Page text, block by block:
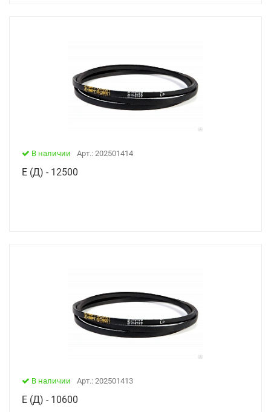
В наличии Арт.: 202501414
Е (Д) - 12500
В наличии Арт.: 202501413
Е (Д) - 10600